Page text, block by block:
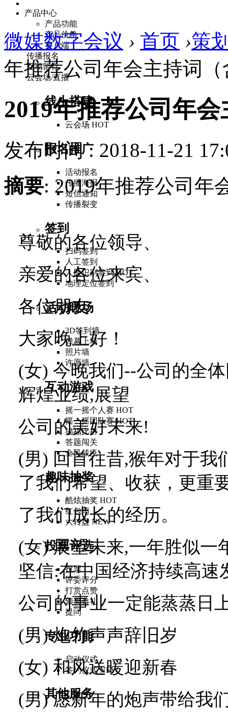
产品中心
产品功能
产品价格
客户端
传播报名
互动留存
云会场/直播
线上搭建
云会场 HOT
报名推广
活动报名
传播海报
短信通知
传播裂变
签到
扫码签到
人工签到
人脸识别签到HOT
地理定位签到
活动暖场
3D签到墙
弹幕上墙
照片墙
许愿墙
互动游戏
摇一摇个人赛 HOT
摇一摇团队赛HOT
描福比拼
答题闯关
全民战疫
趣味抽奖
酷炫抽奖 HOT
红包雨
大转盘 NEW
投票评选
投票
评委评分
打赏点赞
颁奖典礼
提问
专业功能
启动仪式
签约仪式NEW
其他服务
微媒数字会议 › 首页 ›策
年推荐公司年会主持词
2019年推荐公司年
发布时间 : 2018-11-21
摘要: 2019年推荐公司年
尊敬的各位领导、
亲爱的各位来宾、
各位朋友
大家晚上好！
(女) 今晚我们--公司的全
辉煌业绩,展望
公司的美好未来!
(男) 回首往昔,猴年对于我
了我们希望、收获，更重
了我们成长的经历。
(女)展望未来,一年胜似一
坚信:在中国经济持续高速
公司的事业一定能蒸蒸日
(男)炮竹声声辞旧岁
(女) 和风送暖迎新春
(男)愿新年的炮声带给我